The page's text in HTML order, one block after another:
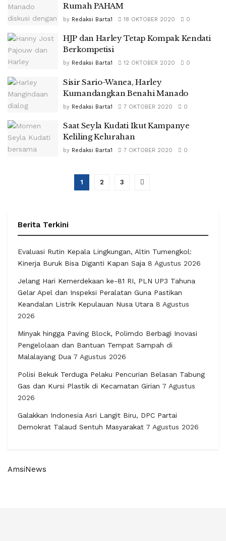
Rumah PAHAM
by Redaksi Barta1 18 OKTOBER 2020 0
HJP dan Harley Tetap Kompak Kendati
Berkompetisi
by Redaksi Barta1 12 OKTOBER 2020 0
Sisir Sario-Wanea, Harley
Kumandangkan Benahi Manado
by Redaksi Barta1 7 OKTOBER 2020 0
Saat Seyla Kudati Ikut Kampanye
Keliling Kelurahan
by Redaksi Barta1 7 OKTOBER 2020 0
1 2 3
Berita Terkini
Evaluasi Rutin Kepala Lingkungan, Altin Tumengkol:
Kinerja Buruk Bisa Diganti Kapan Saja 8 Agustus 2026
Jelang Hari Kemerdekaan ke-81 RI, PLN UP3 Tahuna
Gelar Apel dan Inspeksi Peralatan Guna Pastikan
Keandalan Listrik Kepulauan Nusa Utara 8 Agustus
2026
Minyak hingga Paving Block, Polimdo Berbagi Inovasi
Pengelolaan dan Bantuan Tempat Sampah di
Malalayang Dua 7 Agustus 2026
Polisi Bekuk Terduga Pelaku Pencurian Belasan Tabung
Gas dan Kursi Plastik di Kecamatan Girian 7 Agustus
2026
Galakkan Indonesia Asri Langit Biru, DPC Partai
Demokrat Talaud Sentuh Masyarakat 7 Agustus 2026
AmsiNews